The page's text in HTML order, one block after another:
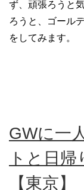
ず、頑張ろうと
ろうと、ゴール
をしてみます。
GWに一
トと日
【東京】